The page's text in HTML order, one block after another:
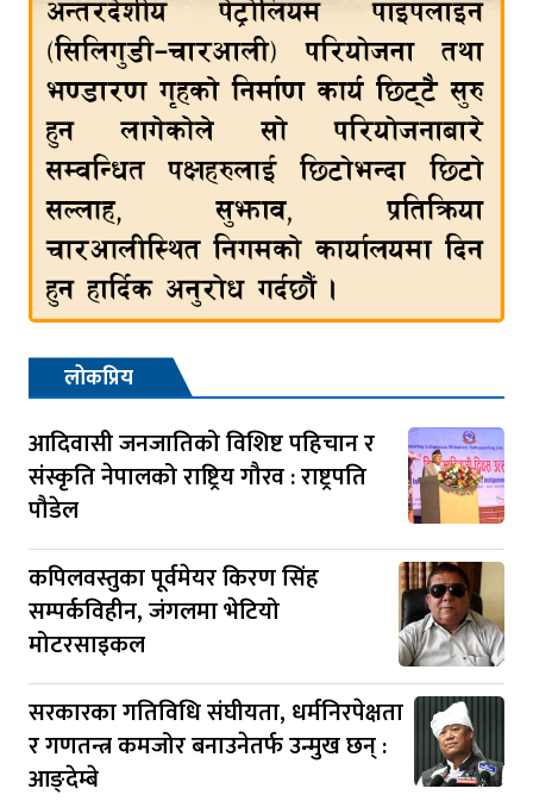
लोकप्रिय
आदिवासी जनजातिको विशिष्ट पहिचान र
संस्कृति नेपालको राष्ट्रिय गौरव : राष्ट्रपति
पौडेल
कपिलवस्तुका पूर्वमेयर किरण सिंह
सम्पर्कविहीन, जंगलमा भेटियो
मोटरसाइकल
सरकारका गतिविधि संघीयता, धर्मनिरपेक्षता
र गणतन्त्र कमजोर बनाउनेतर्फ उन्मुख छन् :
आङ्देम्बे